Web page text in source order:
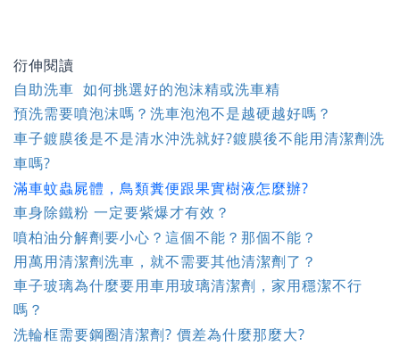
衍伸閱讀
自助洗車 如何挑選好的泡沫精或洗車精
預洗需要噴泡沫嗎？洗車泡泡不是越硬越好嗎？
車子鍍膜後是不是清水沖洗就好?鍍膜後不能用清潔劑洗
車嗎?
滿車蚊蟲屍體，鳥類糞便跟果實樹液怎麼辦?
車身除鐵粉 一定要紫爆才有效？
噴柏油分解劑要小心？這個不能？那個不能？
用萬用清潔劑洗車，就不需要其他清潔劑了？
車子玻璃為什麼要用車用玻璃清潔劑，家用穩潔不行
嗎？
洗輪框需要鋼圈清潔劑? 價差為什麼那麼大?